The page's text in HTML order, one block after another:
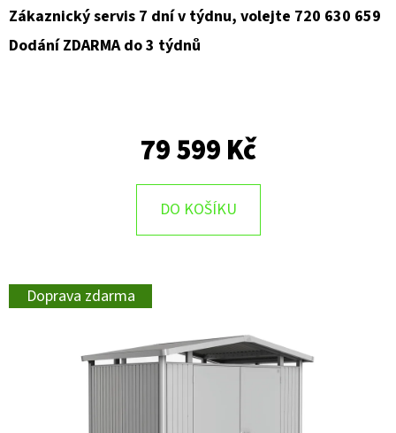
Zákaznický servis 7 dní v týdnu, volejte 720 630 659
Dodání ZDARMA do 3 týdnů
79 599 Kč
DO KOŠÍKU
Doprava zdarma